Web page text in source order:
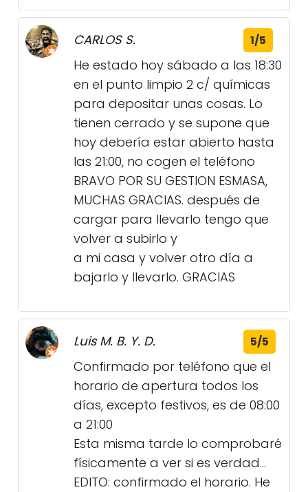
CARLOS S. 1/5
He estado hoy sábado a las 18:30
en el punto limpio 2 c/ químicas
para depositar unas cosas. Lo
tienen cerrado y se supone que
hoy debería estar abierto hasta
las 21:00, no cogen el teléfono
BRAVO POR SU GESTION ESMASA,
MUCHAS GRACIAS. después de
cargar para llevarlo tengo que
volver a subirlo y
a mi casa y volver otro día a
bajarlo y llevarlo. GRACIAS
Luis M. B. Y. D. 5/5
Confirmado por teléfono que el
horario de apertura todos los
días, excepto festivos, es de 08:00
a 21:00
Esta misma tarde lo comprobaré
físicamente a ver si es verdad...
EDITO: confirmado el horario. He